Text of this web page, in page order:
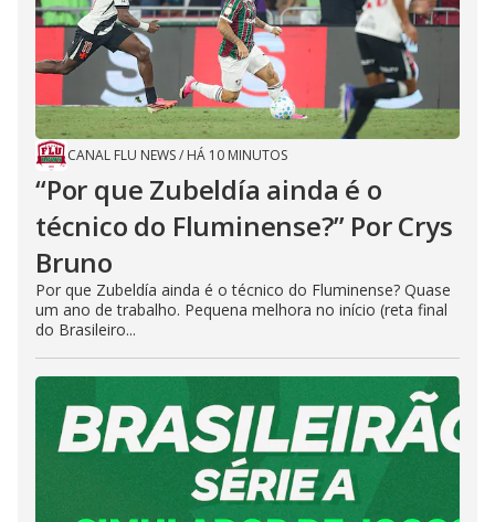
CANAL FLU NEWS/ HÁ 10 MINUTOS
“Por que Zubeldía ainda é o
técnico do Fluminense?” Por Crys
Bruno
Por que Zubeldía ainda é o técnico do Fluminense? Quase
um ano de trabalho. Pequena melhora no início (reta final
do Brasileiro...